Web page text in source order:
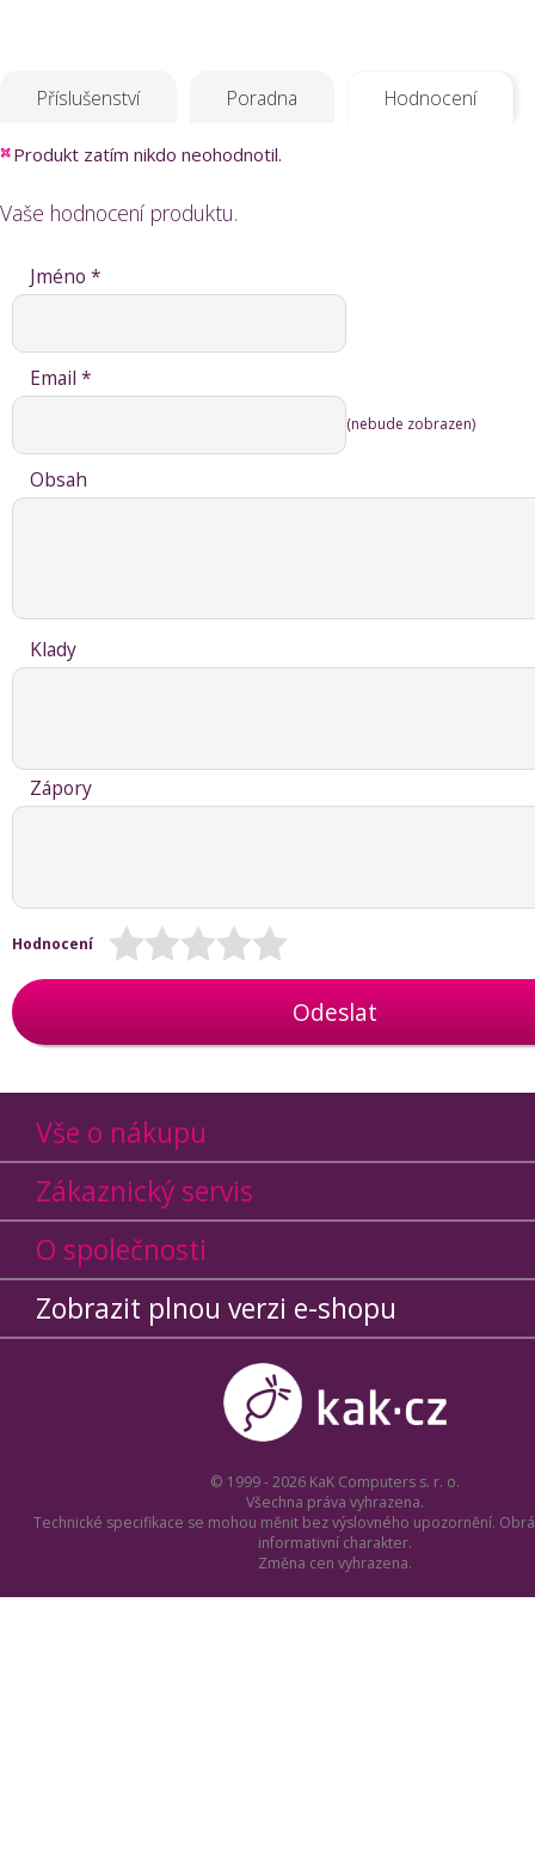
Příslušenství Poradna Hodnocení
Produkt zatím nikdo neohodnotil.
Vaše hodnocení produktu.
Jméno *
Email *
(nebude zobrazen)
Obsah
Klady
Zápory
Hodnocení
Odeslat
Vše o nákupu
Zákaznický servis
O společnosti
Zobrazit plnou verzi e-shopu
© 1999 - 2026 KaK Computers s. r. o.
Všechna práva vyhrazena.
Technické specifikace se mohou měnit bez výslovného upozornění.
informativní charakter.
Změna cen vyhrazena.